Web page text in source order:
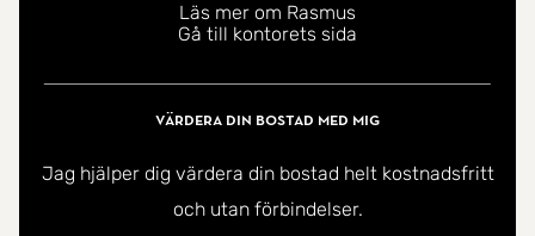
Läs mer om Rasmus
Gå till kontorets sida
Värdera din bostad med mig
Jag hjälper dig värdera din bostad helt kostnadsfritt
och utan förbindelser.